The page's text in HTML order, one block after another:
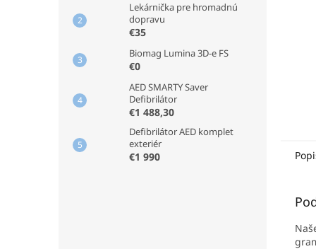
Lekárnička pre hromadnú
dopravu
€35
Biomag Lumina 3D-e FS
€0
AED SMARTY Saver
Defibrilátor
€1 488,30
Defibrilátor AED komplet
exteriér
€1 990